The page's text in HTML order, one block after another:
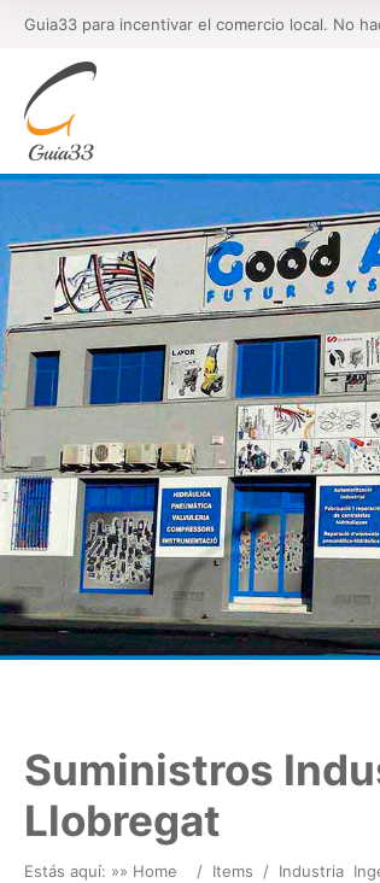
Guia33 para incentivar el comercio local. No
Suministros
Llobregat
Estás aquí: »» Home / Items / Industria